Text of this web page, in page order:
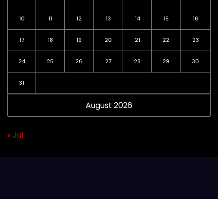
August 2026
10 11 12 13 14 15 16
17 18 19 20 21 22 23
24 25 26 27 28 29 30
31
« Jul